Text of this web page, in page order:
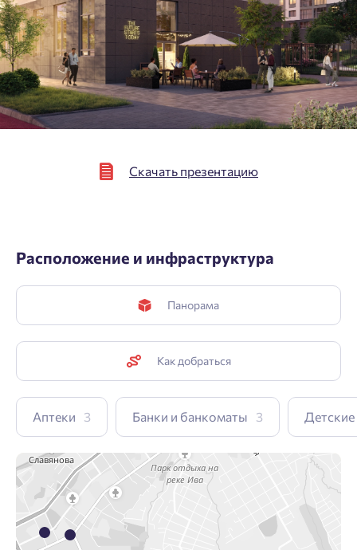
Согласен на обработкуперсональных данных
Согласен получать информационную рассылку
Отправить
Скачать презентацию
Расположение и инфраструктура
Панорама
Как добраться
Аптеки 3 Банки и банкоматы 3
зарегистрироваться.
Телефон
Нажимая кнопку «Отправить», вы даёте согласие на обработку
персональных данных.
Выслать код повторно через 00:58.
Отправить